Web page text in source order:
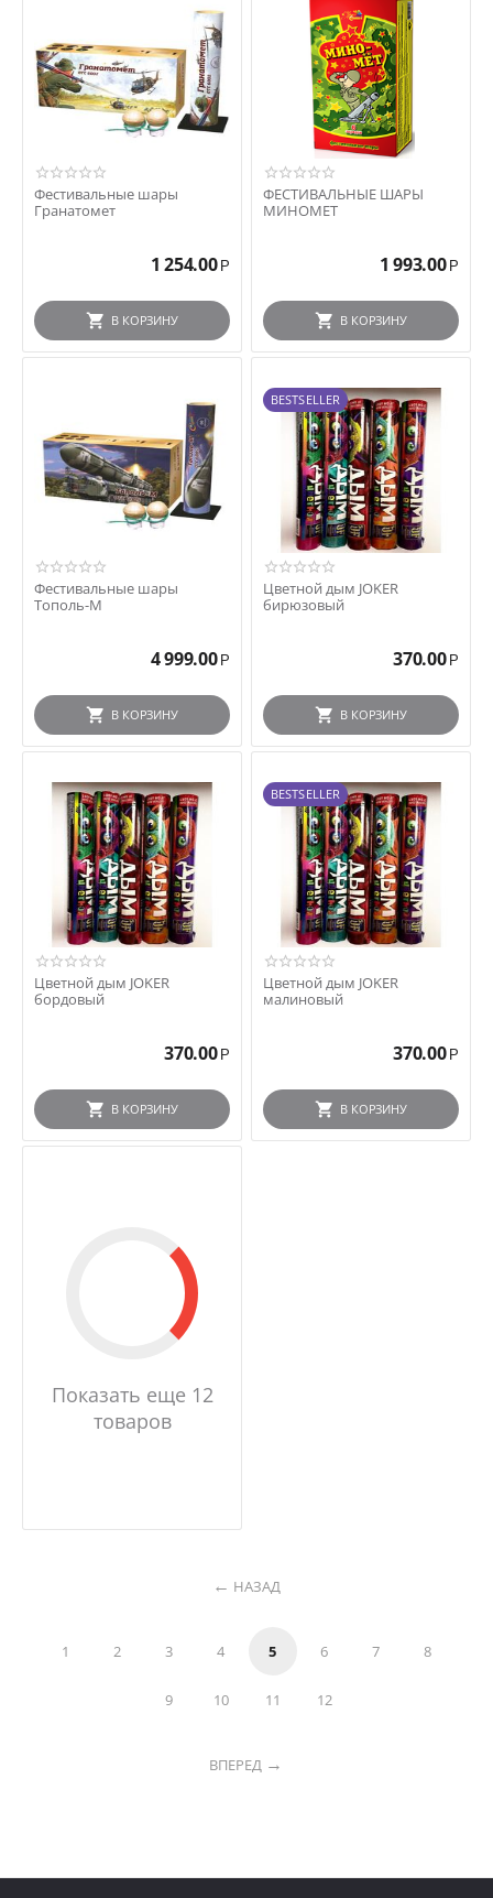
Фестивальные шары
Гранатомет
1 254.00 Р
В КОРЗИНУ
ФЕСТИВАЛЬНЫЕ ШАРЫ
МИНОМЕТ
1 993.00 Р
В КОРЗИНУ
Фестивальные шары
Тополь-М
4 999.00 Р
В КОРЗИНУ
BESTSELLER
Цветной дым JOKER
бирюзовый
370.00 Р
В КОРЗИНУ
Цветной дым JOKER
бордовый
370.00 Р
В КОРЗИНУ
BESTSELLER
Цветной дым JOKER
малиновый
370.00 Р
В КОРЗИНУ
Показать еще 12
товаров
НАЗАД
1 2 3 4 5 6 7 8
9 10 11 12
ВПЕРЕД